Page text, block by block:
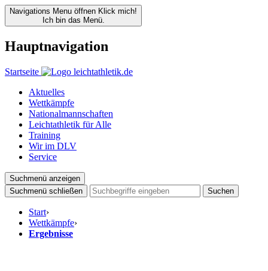
Navigations Menu öffnen Klick mich!
Ich bin das Menü.
Hauptnavigation
Startseite
Aktuelles
Wettkämpfe
Nationalmannschaften
Leichtathletik für Alle
Training
Wir im DLV
Service
Suchmenü anzeigen
Suchmenü schließen
Suchen
Start›
Wettkämpfe›
Ergebnisse